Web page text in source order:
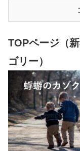
TOPページ（
ゴリー）